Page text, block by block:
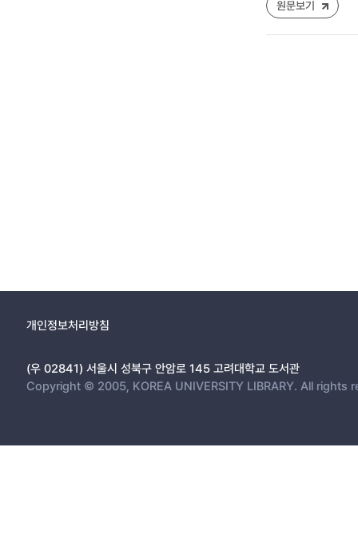
원문보기
개인정보처리방침
(우 02841) 서울시 성북구 안암로 145 고려대학교 도서관
Copyright © 2005, KOREA UNIVERSITY LIBRARY. All rights